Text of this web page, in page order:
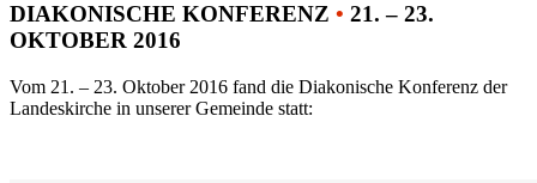
DIAKONISCHE KONFERENZ • 21. – 23.
OKTOBER 2016
Vom 21. – 23. Oktober 2016 fand die Diakonische Konferenz der
Landeskirche in unserer Gemeinde statt: